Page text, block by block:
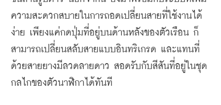
ความสะดวกสบายในการถอดเปลี่ยนสายที่ใช้งานได้
ง่าย เพียงแค่กดปุ่มที่อยู่บนด้านหลังของตัวเรือน ก็
สามารถเปลี่ยนสลับสายแบบอินทริเกรด และแทนที่
ด้วยสายยางมีลวดลายดาว สอดรับกับสีสันที่อยู่ในชุด
กลไกของตัวนาฬิกาได้ทันที